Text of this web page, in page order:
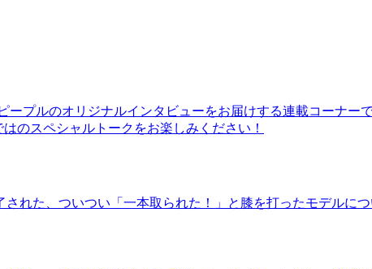
プルのオリジナルインタビューをお届けする連載コーナー
のスペシャルトークをお楽しみください！
れた、ついつい「一本取られた！」と膝を打ったモデルにつ